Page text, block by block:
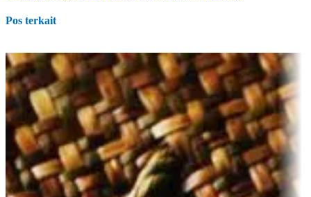
Pos terkait